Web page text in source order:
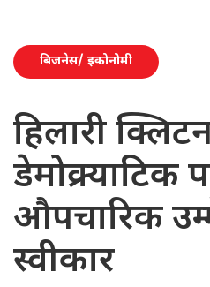
बिजनेस/ इकोनोमी
हिलारी
डेमोक्र्याटिक
औपचारिक
स्वीकार